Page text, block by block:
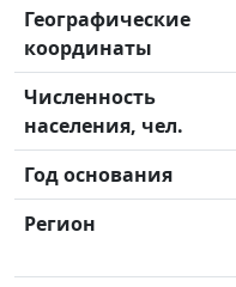
Географические
координаты
Численность
населения, чел.
Год основания
Регион